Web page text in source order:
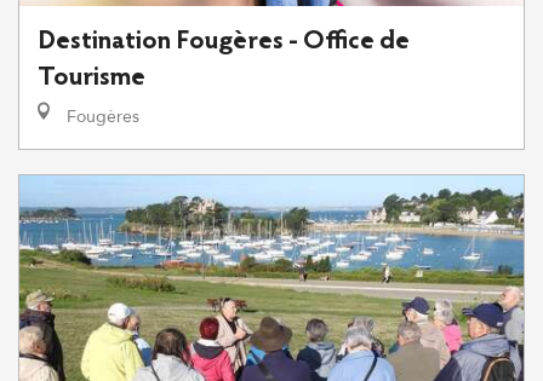
Destination Fougères - Office de
Tourisme
Fougères